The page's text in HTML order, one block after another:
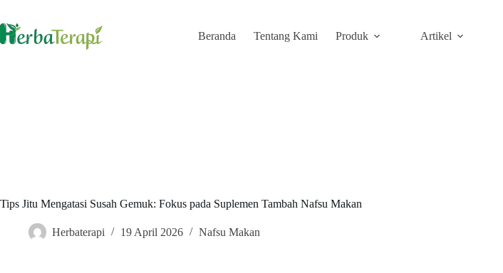
content
Beranda Tentang Kami Produk Artikel
Tips Jitu Mengatasi Susah Gemuk: Fokus pada Suplemen Tambah Nafsu Makan
Herbaterapi 19 April 2026 Nafsu Makan